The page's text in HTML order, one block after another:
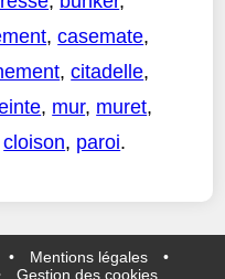
,casemate,
,citadelle,
, mur, muret,
cloison, paroi.
• Mentions légales
•
Gestion des cookies